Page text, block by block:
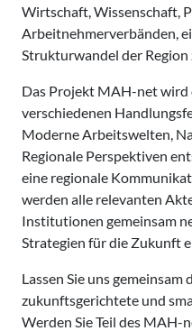
Wirtschaft, Wissenschaft,
Arbeitnehmerverbänden,
Strukturwandel der Region
Das Projekt MAH-net wird
verschiedenen
Moderne Arbeitswelten,
Regionale Perspektiven
eine regionale
werden alle relevanten
Institutionen gemeinsam
Strategien für die Zukunft
Lassen Sie uns gemeinsam
zukunftsgerichtete und
Werden Sie Teil des